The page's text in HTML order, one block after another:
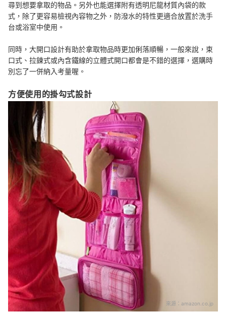
尋到想要拿取的物品。另外也能選擇附有透明尼龍材質內袋的款
式，除了更容易檢視內容物之外，防潑水的特性更適合放置於洗手
台或浴室中使用。
同時，大開口設計有助於拿取物品時更加俐落順暢，一般來說，束
口式、拉鍊式或內含鐵線的立體式開口都會是不錯的選擇，選購時
別忘了一併納入考量喔。
方便使用的掛勾式設計
來源： amazon.co.jp